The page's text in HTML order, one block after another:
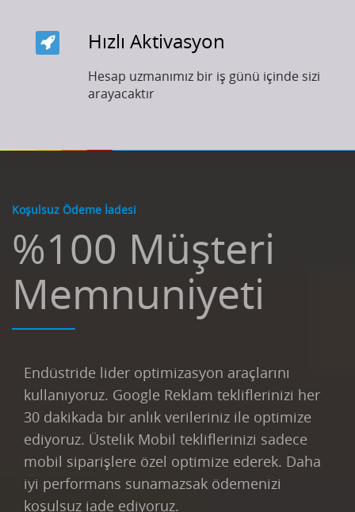
Hızlı Aktivasyon
Hesap uzmanımız bir iş günü içinde sizi
arayacaktır
Koşulsuz Ödeme İadesi
%100 Müşteri
Memnuniyeti
Endüstride lider optimizasyon araçlarını
kullanıyoruz. Google Reklam tekliflerinizi her
30 dakikada bir anlık verileriniz ile optimize
ediyoruz. Üstelik Mobil tekliflerinizi sadece
mobil siparişlere özel optimize ederek. Daha
iyi performans sunamazsak ödemenizi
koşulsuz iade ediyoruz.